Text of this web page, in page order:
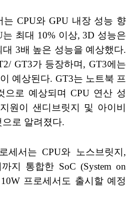
는 CPU와 GPU 내장 성능 향
최대 10% 이상, 3D 성능은
3배 높은 성능을 예상했다.
GT3가 등장하며, GT3에는
예상된다. GT3는 노트북 프
으로 예상되며 CPU 연산 성
원이 샌디브릿지 및 아이비
로 알려졌다.
세서는 CPU와 노스브릿지,
지 통합한 SoC (System on
프로세서도 출시할 예정